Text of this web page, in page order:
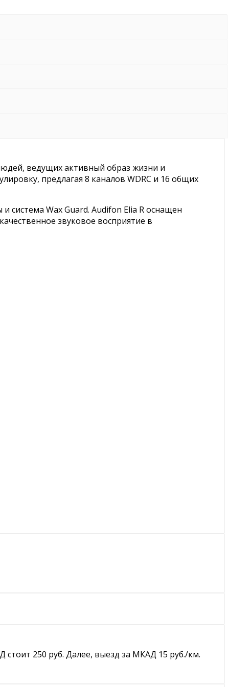
ведущих активный образ жизни и
предлагая 8 каналов WDRC и 16 общих
система Wax Guard. Audifon Elia R оснащен
звуковое восприятие в
250 руб. Далее, выезд за МКАД 15 руб./км.